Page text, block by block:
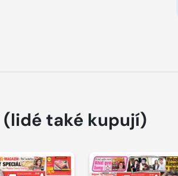
(lidé také kupují)